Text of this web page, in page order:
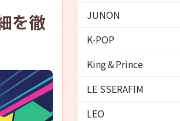
を徹
JUNON
K-POP
King＆Prince
LE SSERAFIM
LEO